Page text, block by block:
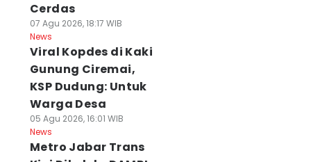
Cerdas
07 Agu 2026, 18:17 WIB
News
Viral Kopdes di Kaki
Gunung Ciremai,
KSP Dudung: Untuk
Warga Desa
05 Agu 2026, 16:01 WIB
News
Metro Jabar Trans